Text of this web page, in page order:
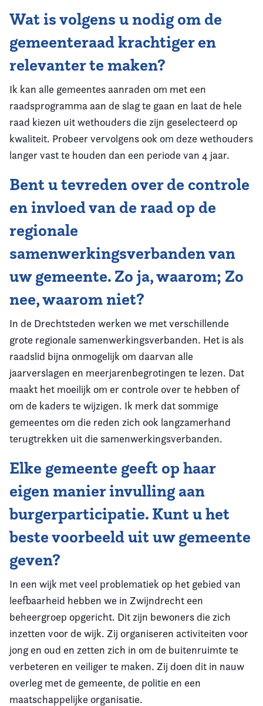
Wat is volgens u nodig om de
gemeenteraad krachtiger en
relevanter te maken?
Ik kan alle gemeentes aanraden om met een
raadsprogramma aan de slag te gaan en laat de hele
raad kiezen uit wethouders die zijn geselecteerd op
kwaliteit. Probeer vervolgens ook om deze wethouders
langer vast te houden dan een periode van 4 jaar.
Bent u tevreden over de controle
en invloed van de raad op de
regionale
samenwerkingsverbanden van
uw gemeente. Zo ja, waarom; Zo
nee, waarom niet?
In de Drechtsteden werken we met verschillende
grote regionale samenwerkingsverbanden. Het is als
raadslid bijna onmogelijk om daarvan alle
jaarverslagen en meerjarenbegrotingen te lezen. Dat
maakt het moeilijk om er controle over te hebben of
om de kaders te wijzigen. Ik merk dat sommige
gemeentes om die reden zich ook langzamerhand
terugtrekken uit die samenwerkingsverbanden.
Elke gemeente geeft op haar
eigen manier invulling aan
burgerparticipatie. Kunt u het
beste voorbeeld uit uw gemeente
geven?
In een wijk met veel problematiek op het gebied van
leefbaarheid hebben we in Zwijndrecht een
beheergroep opgericht. Dit zijn bewoners die zich
inzetten voor de wijk. Zij organiseren activiteiten voor
jong en oud en zetten zich in om de buitenruimte te
verbeteren en veiliger te maken. Zij doen dit in nauw
overleg met de gemeente, de politie en een
maatschappelijke organisatie.